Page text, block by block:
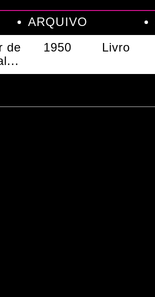
ARQUIVO
de
1950 Livro